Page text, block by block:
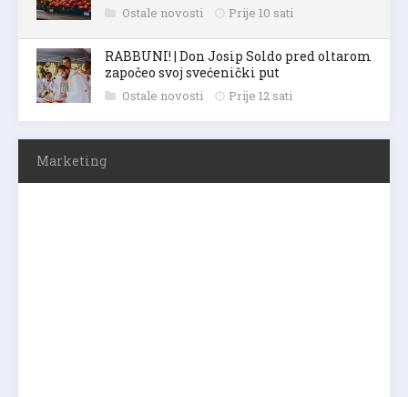
Ostale novosti Prije 10 sati
RABBUNI! | Don Josip Soldo pred oltarom
započeo svoj svećenički put
Ostale novosti Prije 12 sati
Marketing